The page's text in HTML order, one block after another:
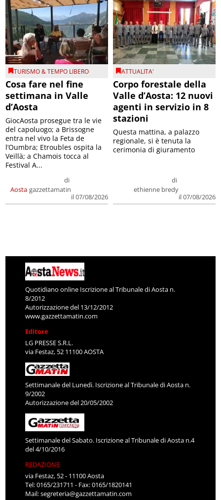
TURISMO & TEMPO LIBERO
Cosa fare nel fine
settimana in Valle
d’Aosta
Aosta
di
gazzettamatin
il 07/08/2026
GiocAosta prosegue tra le vie
del capoluogo; a Brissogne
entra nel vivo la Feta de
l’Oumbra; Etroubles ospita la
Veillà; a Chamois tocca al
Festival A...
ATTUALITA'
Corpo forestale della
Valle d’Aosta: 12 nuovi
agenti in servizio in 8
stazioni
di
ethienne bredy
il 07/08/2026
Questa mattina, a palazzo
regionale, si è tenuta la
cerimonia di giuramento
Quotidiano online Iscrizione al Tribunale di Aosta n.
8/2012
Autorizzazione del 13/12/2012
www.gazzettamatin.com
Editore
LG PRESSE S.R.L.
via Festaz, 52 11100 AOSTA
Settimanale del Lunedì. Iscrizione al Tribunale di Aosta n.
9/2002
Autorizzazione del 20/05/2002
Settimanale del Sabato. Iscrizione al Tribunale di Aosta n.4
del 4/10/2016
REDAZIONE
via Festaz, 52 - 11100 Aosta
Tel: 0165/231711 - Fax: 0165/1820141
Mail:segreteria@gazzettamatin.com